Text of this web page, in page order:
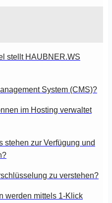
stellt HAUBNER.WS
System (CMS)?
im Hosting verwaltet
stehen zur Verfügung und
zu verstehen?
werden mittels 1-Klick